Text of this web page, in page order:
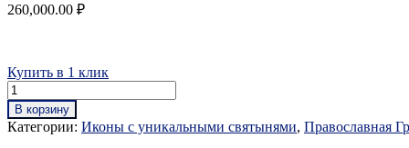
260,000.00 ₽
Купить в 1 клик
В корзину
Категории: Иконы с уникальными святынями, Православная